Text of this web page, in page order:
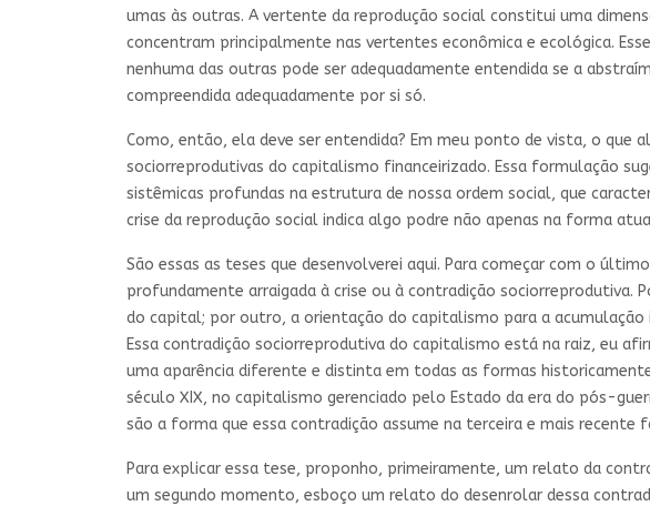
umas às outras. A vertente da reprodução social constitui uma
concentram principalmente nas vertentes econômica e ecológica.
nenhuma das outras pode ser adequadamente entendida se a
compreendida adequadamente por si só.
Como, então, ela deve ser entendida? Em meu ponto de vista, o que
sociorreprodutivas do capitalismo financeirizado. Essa formulação
sistêmicas profundas na estrutura de nossa ordem social, que
crise da reprodução social indica algo podre não apenas na forma
São essas as teses que desenvolverei aqui. Para começar com o
profundamente arraigada à crise ou à contradição sociorreprodutiva.
do capital; por outro, a orientação do capitalismo para a
Essa contradição sociorreprodutiva do capitalismo está na raiz, eu
uma aparência diferente e distinta em todas as formas
século XIX, no capitalismo gerenciado pelo Estado da era do pós-
são a forma que essa contradição assume na terceira e mais
Para explicar essa tese, proponho, primeiramente, um relato da
um segundo momento, esboço um relato do desenrolar dessa